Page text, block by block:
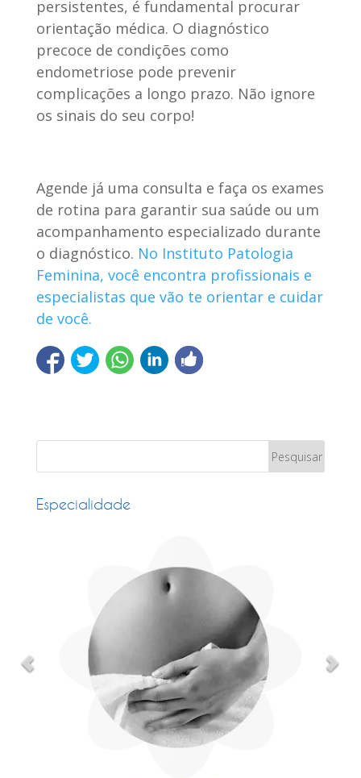
persistentes, é fundamental procurar
orientação médica. O diagnóstico
precoce de condições como
endometriose pode prevenir
complicações a longo prazo. Não ignore
os sinais do seu corpo!
Agende já uma consulta e faça os exames
de rotina para garantir sua saúde ou um
acompanhamento especializado durante
o diagnóstico. No Instituto Patologia
Feminina, você encontra profissionais e
especialistas que vão te orientar e cuidar
de você.
Especialidade